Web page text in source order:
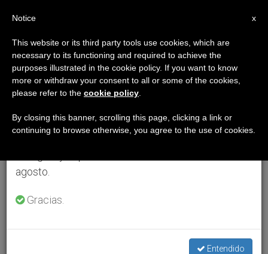
×
Aviso importante
Del 27 de julio al 7 de agosto haremos la pausa
anual, aprovechando que en el periodo de verano
se generan menos informaciones y también el
agosto.
Gracias.
Entendido
x
Notice
This website or its third party tools use cookies, which are
necessary to its functioning and required to achieve the
purposes illustrated in the cookie policy. If you want to know
more or withdraw your consent to all or some of the cookies,
please refer to the cookie policy
By closing this banner, scrolling this page, clicking a link or
continuing to browse otherwise, you agree to the use of cookies.